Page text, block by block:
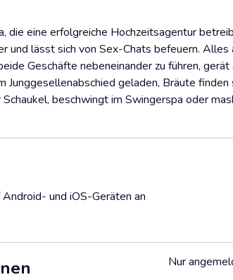
die eine erfolgreiche Hochzeitsagentur
und lässt sich von Sex-Chats befeuern.
Geschäfte nebeneinander zu führen,
geladen, Bräute
beschwingt im Swingerspa oder
und iOS-Geräten an
Nur